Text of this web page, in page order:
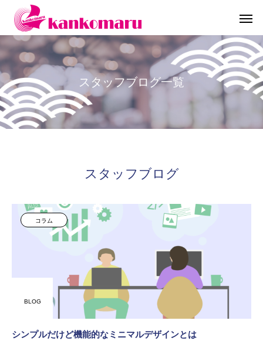
ス タ ッフブログ一覧
スタッフブログ
コラム
BLOG
シンプルだけど機能的なミニマルデザインとは